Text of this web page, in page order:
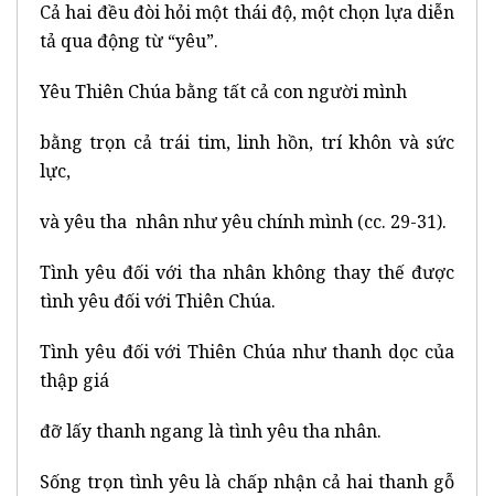
Cả hai đều đòi hỏi một thái độ, một chọn lựa diễn
tả qua động từ “yêu”.
Yêu Thiên Chúa bằng tất cả con người mình
bằng trọn cả trái tim, linh hồn, trí khôn và sức
lực,
và yêu tha nhân như yêu chính mình (cc. 29-31).
Tình yêu đối với tha nhân không thay thế được
tình yêu đối với Thiên Chúa.
Tình yêu đối với Thiên Chúa như thanh dọc của
thập giá
đỡ lấy thanh ngang là tình yêu tha nhân.
Sống trọn tình yêu là chấp nhận cả hai thanh gỗ